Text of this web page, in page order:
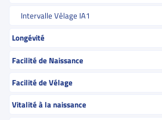
Intervalle Vêlage IA1
Longévité
Facilité de Naissance
Facilité de Vélage
Vitalité à la naissance